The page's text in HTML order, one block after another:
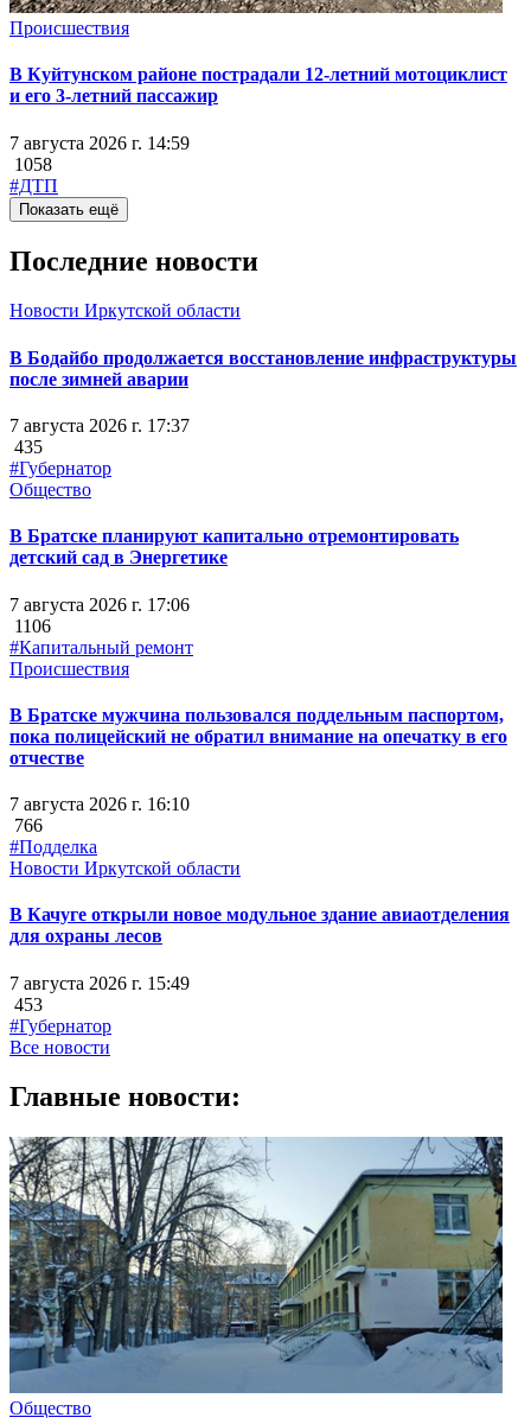
Происшествия
В Куйтунском районе пострадали 12-летний мотоциклист
и его 3-летний пассажир
7 августа 2026 г. 14:59
1058
#ДТП
Показать ещё
Последние новости
Новости Иркутской области
В Бодайбо продолжается восстановление инфраструктуры
после зимней аварии
7 августа 2026 г. 17:37
435
#Губернатор
Общество
В Братске планируют капитально отремонтировать
детский сад в Энергетике
7 августа 2026 г. 17:06
1106
#Капитальный ремонт
Происшествия
В Братске мужчина пользовался поддельным паспортом,
пока полицейский не обратил внимание на опечатку в его
отчестве
7 августа 2026 г. 16:10
766
#Подделка
Новости Иркутской области
В Качуге открыли новое модульное здание авиаотделения
для охраны лесов
7 августа 2026 г. 15:49
453
#Губернатор
Все новости
Главные новости:
Общество